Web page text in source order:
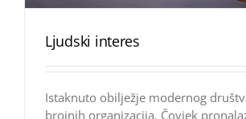
Ljudski interes
Istaknuto obilježje modernog
brojnih organizacija. Čovjek